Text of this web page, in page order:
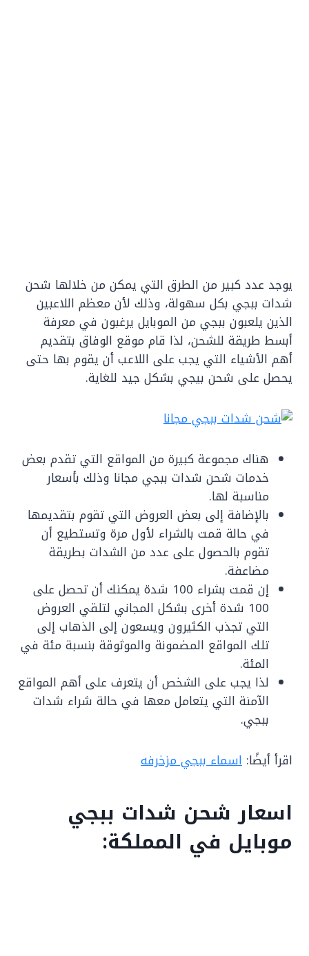
يوجد عدد كبير من الطرق التي يمكن من خلالها شحن
شدات ببجي بكل سهولة، وذلك لأن معظم اللاعبين
الذين يلعبون ببجي من الموبايل يرغبون في معرفة
أبسط طريقة للشحن، لذا قام موقع الوفاق بتقديم
أهم الأشياء التي يجب على اللاعب أن يقوم بها حتى
يحصل على شحن بيجي بشكل جيد للغاية.
هناك مجموعة كبيرة من المواقع التي تقدم بعض
خدمات شحن شدات ببجي مجانا وذلك بأسعار
مناسبة لها.
بالإضافة إلى بعض العروض التي تقوم بتقديمها
في حالة قمت بالشراء لأول مرة وتستطيع أن
تقوم بالحصول على عدد من الشدات بطريقة
مضاعفة.
إن قمت بشراء 100 شدة يمكنك أن تحصل على
100 شدة أخرى بشكل المجاني لتلقي العروض
التي تجذب الكثيرون ويسعون إلى الذهاب إلى
تلك المواقع المضمونة والموثوقة بنسبة مئة في
المئة.
لذا يجب على الشخص أن يتعرف على أهم المواقع
الآمنة التي يتعامل معها في حالة شراء شدات
ببجي.
اقرأ أيضًا: اسماء ببجي مزخرفه
اسعار شحن شدات ببجي
موبايل في المملكة: